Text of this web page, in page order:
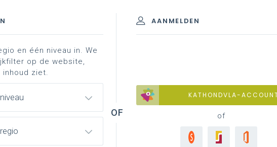
per arbeidsovereenkomst? En
Guidea verzamelt alle info in een
AANMELDEN
KATHONDVLA-
of
en één niveau in. We
op de website,
ziet.